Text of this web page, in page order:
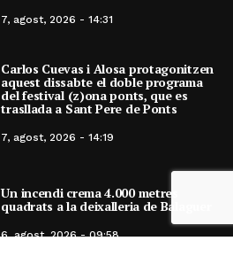
7, agost, 2026 - 14:31
Carlos Cuevas i Alosa protagonitzen
aquest dissabte el doble programa
del festival (z)ona ponts, que es
trasllada a Sant Pere de Ponts
7, agost, 2026 - 14:19
Un incendi crema 4.000 metres
quadrats a la deixalleria de Balaguer
6, agost, 2026 - 09:58